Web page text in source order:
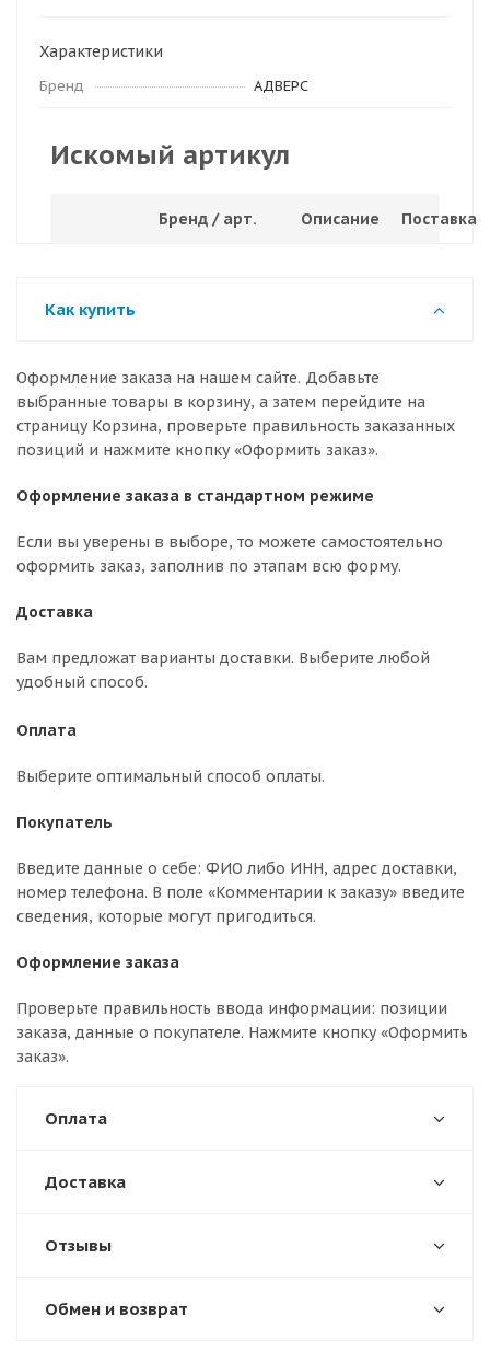
Характеристики
Бренд АДВЕРС
Искомый артикул
Бренд / арт. Описание Поставка
Как купить
Оформление заказа на нашем сайте. Добавьте
выбранные товары в корзину, а затем перейдите на
страницу Корзина, проверьте правильность заказанных
позиций и нажмите кнопку «Оформить заказ».
Оформление заказа в стандартном режиме
Если вы уверены в выборе, то можете самостоятельно
оформить заказ, заполнив по этапам всю форму.
Доставка
Вам предложат варианты доставки. Выберите любой
удобный способ.
Оплата
Выберите оптимальный способ оплаты.
Покупатель
Введите данные о себе: ФИО либо ИНН, адрес доставки,
номер телефона. В поле «Комментарии к заказу» введите
сведения, которые могут пригодиться.
Оформление заказа
Проверьте правильность ввода информации: позиции
заказа, данные о покупателе. Нажмите кнопку «Оформить
заказ».
Оплата
Доставка
Отзывы
Обмен и возврат